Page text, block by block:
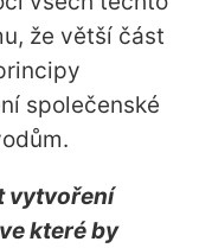
že větší část
společenské
vytvoření
které by